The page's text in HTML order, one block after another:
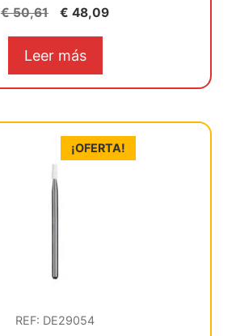
0
d
€50,61
El
original
€ 50,61.
€ 48,09El
€ 48,09.
Leer más
¡OFERTA!
REF: DE29054